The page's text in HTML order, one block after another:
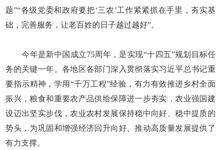
题”“各级党委和政府要把‘三农’工作紧紧抓在手里，夯实基
础，完善服务，让老百姓的日子越过越好”。
今年是新中国成立75周年，是实现“十四五”规划目标任
务的关键一年。各地区各部门深入贯彻落实习近平总书记重
要指示精神，学用“千万工程”经验，有力有效推进乡村全面
振兴，粮食和重要农产品供给保障进一步夯实，农业强国建
设迈出坚实步伐，农业农村发展保持稳中向好、稳中提质的
势头，为巩固和增强经济回升向好、推动高质量发展提供了
有力支撑。